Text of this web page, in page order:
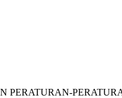
PERATURAN-